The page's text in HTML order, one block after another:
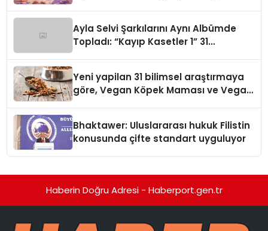
Ayla Selvi Şarkılarını Aynı Albümde
Topladı: “Kayıp Kasetler 1” 31
Yeni yapilan 31 bilimsel araştırmaya
göre, Vegan Köpek Maması ve Vegan
Bhaktawer: Uluslararası hukuk Filistin
konusunda çifte standart uyguluyor
Haberin Doğru Adresi - Haberport.gen.tr